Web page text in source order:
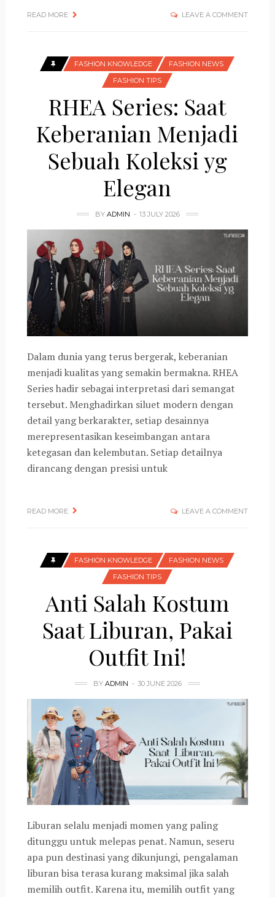
READ MORE LEAVE A COMMENT
FASHION KNOWLEDGE
FASHION NEWS
FASHION TIPS
RHEA Series: Saat
Keberanian Menjadi
Sebuah Koleksi yg
Elegan
BY ADMIN 13 JULY 2026
Dalam dunia yang terus bergerak, keberanian
menjadi kualitas yang semakin bermakna. RHEA
Series hadir sebagai interpretasi dari semangat
tersebut. Menghadirkan siluet modern dengan
detail yang berkarakter, setiap desainnya
merepresentasikan keseimbangan antara
ketegasan dan kelembutan. Setiap detailnya
dirancang dengan presisi untuk
READ MORE LEAVE A COMMENT
FASHION KNOWLEDGE
FASHION NEWS
FASHION TIPS
Anti Salah Kostum
Saat Liburan, Pakai
Outfit Ini!
BY ADMIN 30 JUNE 2026
Liburan selalu menjadi momen yang paling
ditunggu untuk melepas penat. Namun, seseru
apa pun destinasi yang dikunjungi, pengalaman
liburan bisa terasa kurang maksimal jika salah
memilih outfit. Karena itu, memilih outfit yang